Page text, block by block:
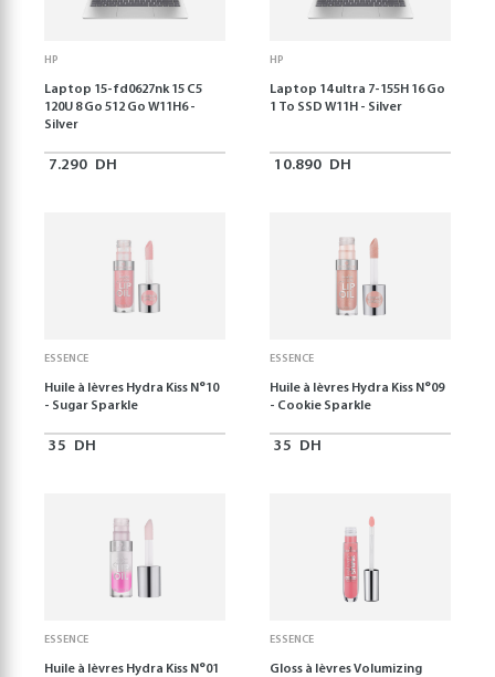
HP
Laptop 15-fd0627nk 15 C5
120U 8 Go 512 Go W11H6 -
Silver
7.290 DH
HP
Laptop 14 ultra 7-155H 16 Go
1 To SSD W11H - Silver
10.890 DH
ESSENCE
Huile à lèvres Hydra Kiss N°10
- Sugar Sparkle
35 DH
ESSENCE
Huile à lèvres Hydra Kiss N°09
- Cookie Sparkle
35 DH
ESSENCE
Huile à lèvres Hydra Kiss N°01
ESSENCE
Gloss à lèvres Volumizing